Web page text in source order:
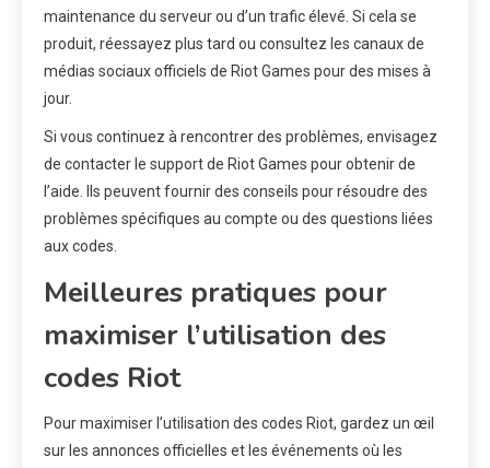
maintenance du serveur ou d’un trafic élevé. Si cela se
produit, réessayez plus tard ou consultez les canaux de
médias sociaux officiels de Riot Games pour des mises à
jour.
Si vous continuez à rencontrer des problèmes, envisagez
de contacter le support de Riot Games pour obtenir de
l’aide. Ils peuvent fournir des conseils pour résoudre des
problèmes spécifiques au compte ou des questions liées
aux codes.
Meilleures pratiques pour
maximiser l’utilisation des
codes Riot
Pour maximiser l’utilisation des codes Riot, gardez un œil
sur les annonces officielles et les événements où les